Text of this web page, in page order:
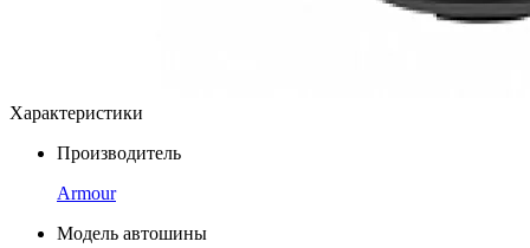
Характеристики
Производитель
Armour
Модель автошины